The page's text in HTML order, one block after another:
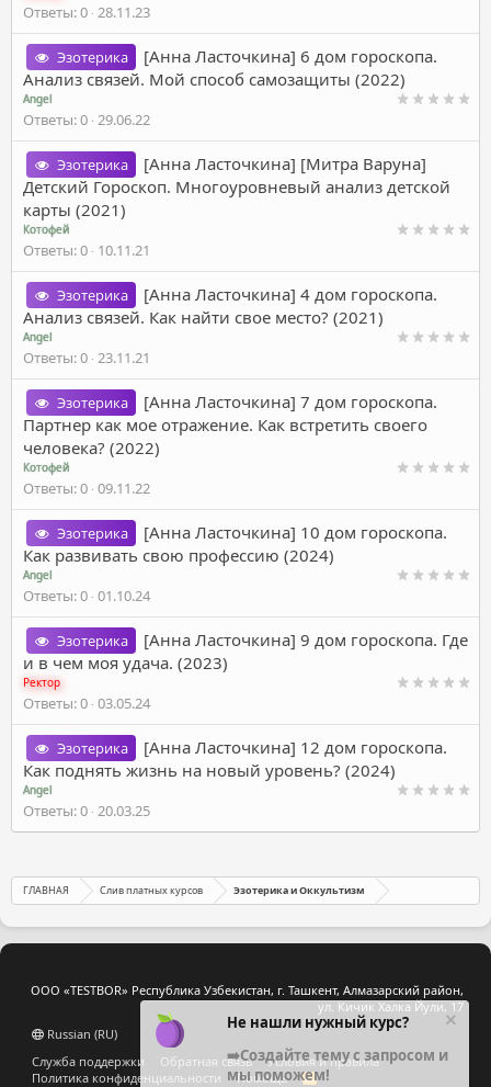
Ответы 0 28.11.23
Эзотерика
[Анна Ласточкина] 6 дом гороскопа.
Анализ связей. Мой способ самозащиты (2022)
Angel
Ответы 0 29.06.22
Эзотерика
[Анна Ласточкина] [Митра Варуна]
Детский Гороскоп. Многоуровневый анализ детской
карты (2021)
Котофей
Ответы 0 10.11.21
Эзотерика
[Анна Ласточкина] 4 дом гороскопа.
Анализ связей. Как найти свое место? (2021)
Angel
Ответы 0 23.11.21
Эзотерика
[Анна Ласточкина] 7 дом гороскопа.
Партнер как мое отражение. Как встретить своего
человека? (2022)
Котофей
Ответы 0 09.11.22
Эзотерика
[Анна Ласточкина] 10 дом гороскопа.
Как развивать свою профессию (2024)
Angel
Ответы 0 01.10.24
Эзотерика
[Анна Ласточкина] 9 дом гороскопа. Где
и в чем моя удача. (2023)
Ректор
Ответы 0 03.05.24
Эзотерика
[Анна Ласточкина] 12 дом гороскопа.
Как поднять жизнь на новый уровень? (2024)
Angel
Ответы 0 20.03.25
ГЛАВНАЯ Слив платных курсов Эзотерика и Оккультизм
ООО «TESTBOR» Республика Узбекистан, г. Ташкент, Алмазарский район,
ул. Кичик Халка Йули, 17
Russian (RU)
Служба поддержки
Обратная связь
Условия и правила
Политика конфиденциальности
Помощь
R
Не нашли нужный курс?
➡️Создайте тему с запросом и
мы поможем!